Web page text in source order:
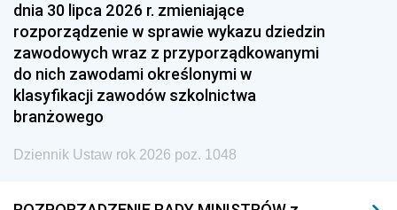
dnia 30 lipca 2026 r. zmieniające
rozporządzenie w sprawie wykazu dziedzin
zawodowych wraz z przyporządkowanymi
do nich zawodami określonymi w
klasyfikacji zawodów szkolnictwa
branżowego
Dziennik Ustaw rok 2026 poz. 1048